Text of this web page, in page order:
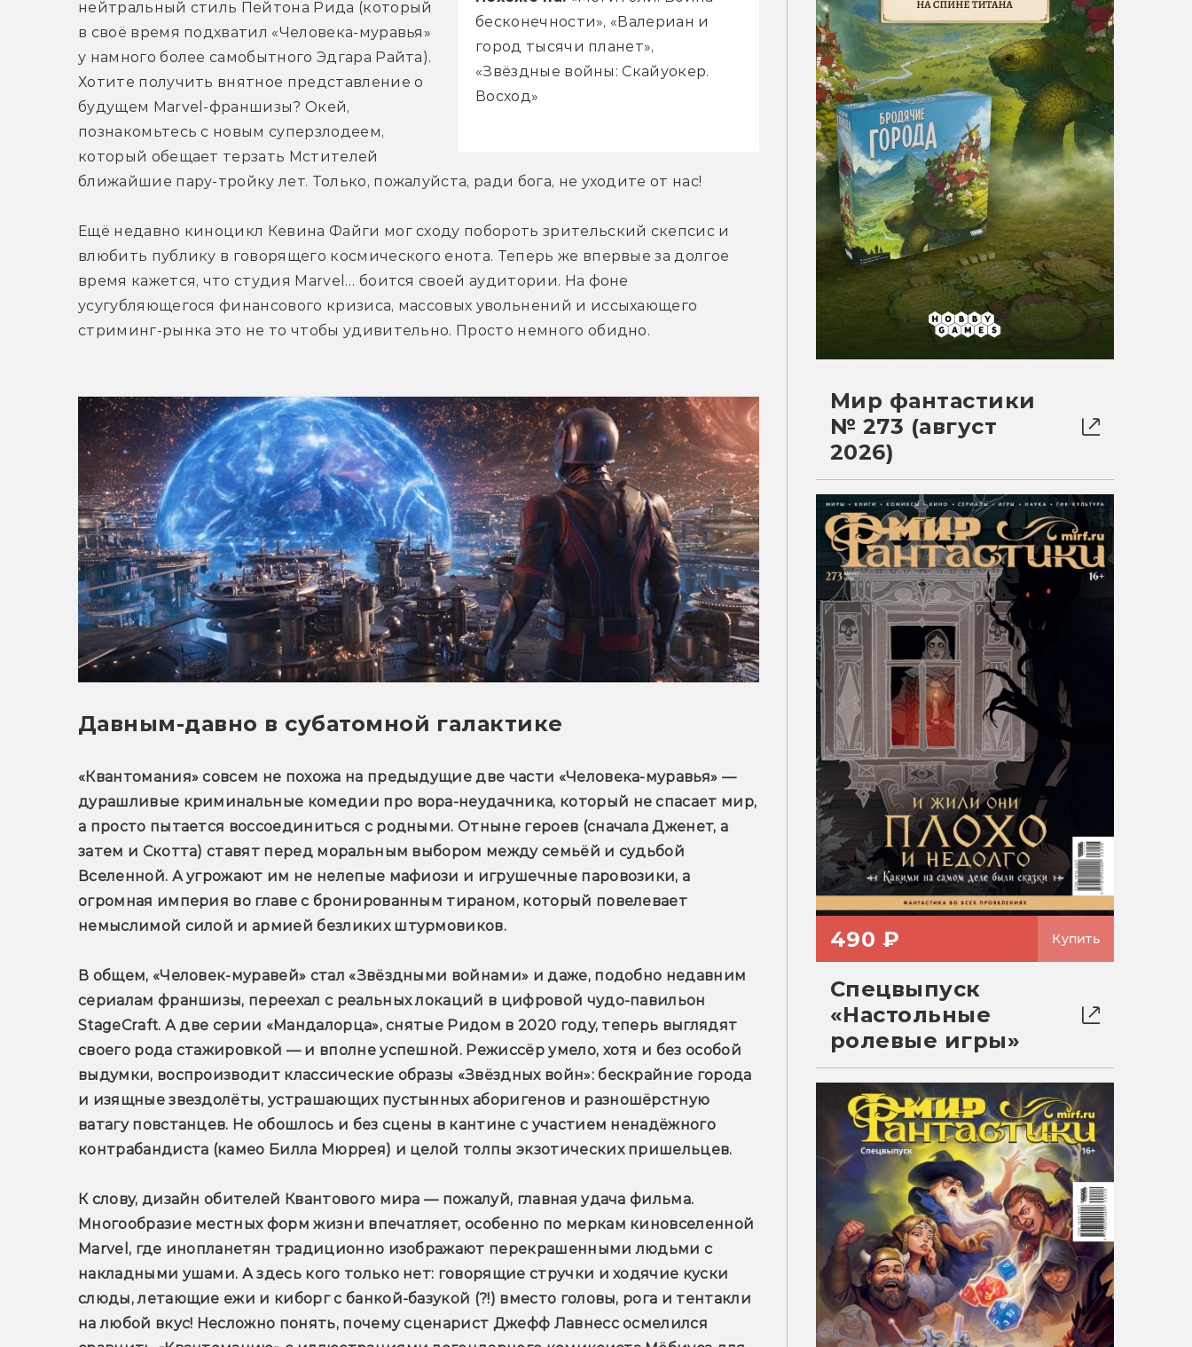
бесконечности», «Валериан и
город тысячи планет»,
«Звёздные войны: Скайуокер.
Восход»
нейтральный стиль Пейтона Рида (который
в своё время подхватил «Человека-муравья»
у намного более самобытного Эдгара Райта).
Хотите получить внятное представление о
будущем Marvel-франшизы? Окей,
познакомьтесь с новым суперзлодеем,
который обещает терзать Мстителей
ближайшие пару-тройку лет. Только, пожалуйста, ради бога, не уходите от нас!
Ещё недавно киноцикл Кевина Файги мог сходу побороть зрительский скепсис и
влюбить публику в говорящего космического енота. Теперь же впервые за долгое
время кажется, что студия Marvel… боится своей аудитории. На фоне
усугубляющегося финансового кризиса, массовых увольнений и иссыхающего
стриминг-рынка это не то чтобы удивительно. Просто немного обидно.
Давным-давно в субатомной галактике
«Квантомания» совсем не похожа на предыдущие две части «Человека-муравья» —
дурашливые криминальные комедии про вора-неудачника, который не спасает мир,
а просто пытается воссоединиться с родными. Отныне героев (сначала Дженет, а
затем и Скотта) ставят перед моральным выбором между семьёй и судьбой
Вселенной. А угрожают им не нелепые мафиози и игрушечные паровозики, а
огромная империя во главе с бронированным тираном, который повелевает
немыслимой силой и армией безликих штурмовиков.
В общем, «Человек-муравей» стал «Звёздными войнами» и даже, подобно недавним
сериалам франшизы, переехал с реальных локаций в цифровой чудо-павильон
StageCraft. А две серии «Мандалорца», снятые Ридом в 2020 году, теперь выглядят
своего рода стажировкой — и вполне успешной. Режиссёр умело, хотя и без особой
выдумки, воспроизводит классические образы «Звёздных войн»: бескрайние города
и изящные звездолёты, устрашающих пустынных аборигенов и разношёрстную
ватагу повстанцев. Не обошлось и без сцены в кантине с участием ненадёжного
контрабандиста (камео Билла Мюррея) и целой толпы экзотических пришельцев.
К слову, дизайн обителей Квантового мира — пожалуй, главная удача фильма.
Многообразие местных форм жизни впечатляет, особенно по меркам киновселенной
Marvel, где инопланетян традиционно изображают перекрашенными людьми с
накладными ушами. А здесь кого только нет: говорящие стручки и ходячие куски
слюды, летающие ежи и киборг с банкой-базукой (?!) вместо головы, рога и тентакли
на любой вкус! Несложно понять, почему сценарист Джефф Лавнесс осмелился
Мир фантастики
№ 273 (август
2026)
490 ₽ Купить
Спецвыпуск
«Настольные
ролевые игры»